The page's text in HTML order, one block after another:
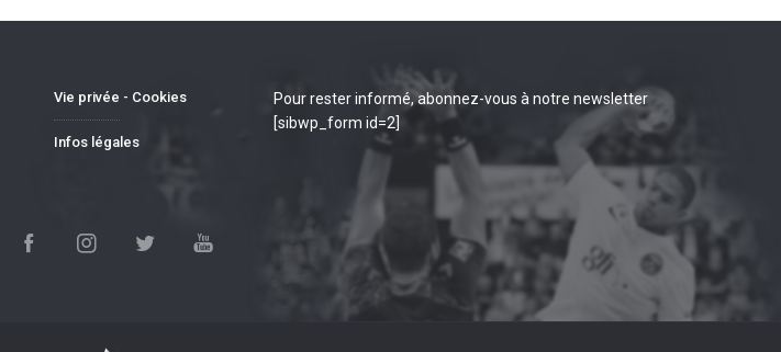
Vie privée - Cookies
Infos légales
Pour rester informé, abonnez-vous à notre newsletter
[sibwp_form id=2]